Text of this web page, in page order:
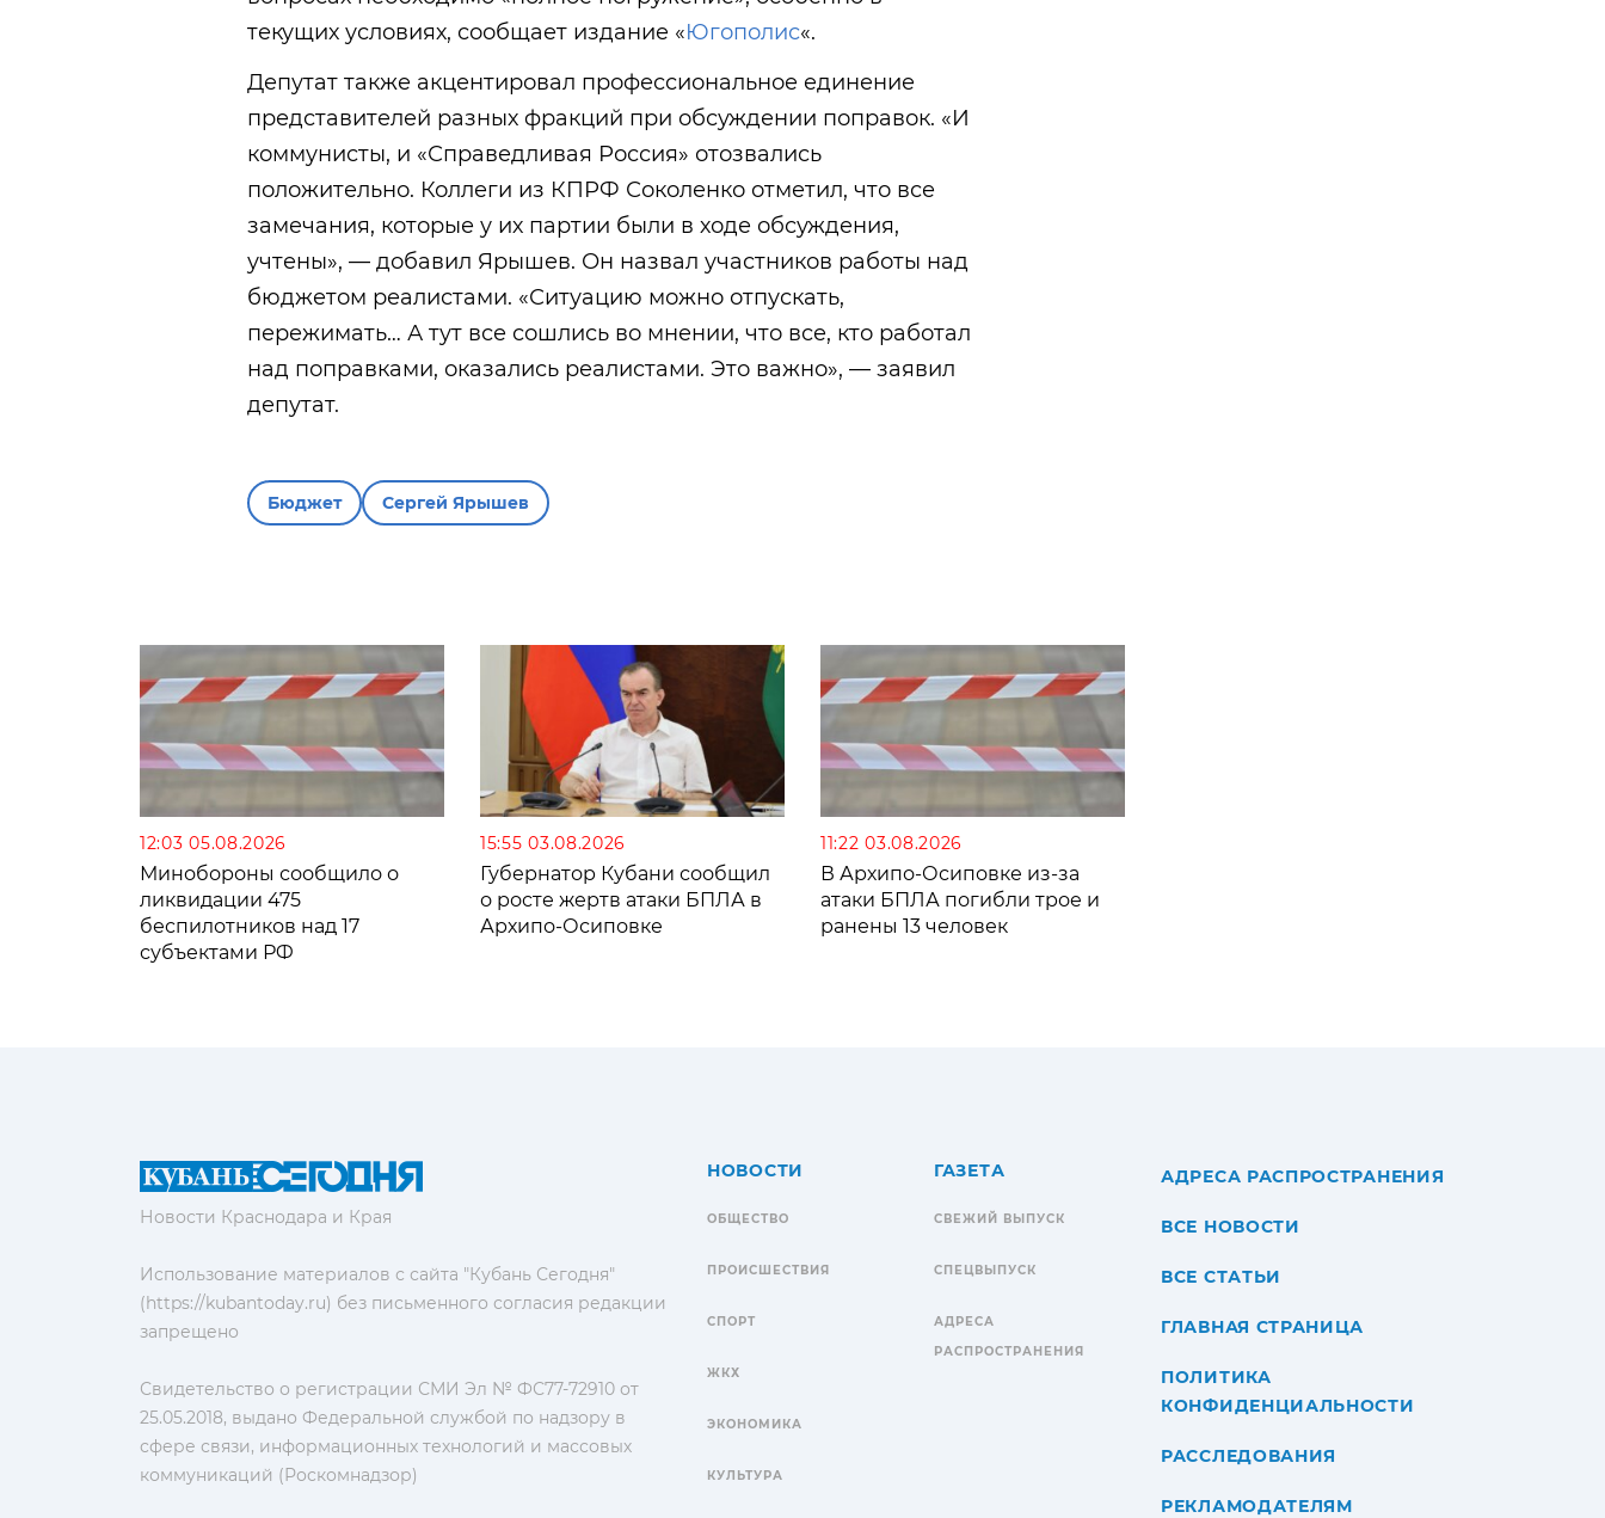
текущих условиях, сообщает издание «Югополис«.
Депутат также акцентировал профессиональное единение
представителей разных фракций при обсуждении поправок. «И
коммунисты, и «Справедливая Россия» отозвались
положительно. Коллеги из КПРФ Соколенко отметил, что все
замечания, которые у их партии были в ходе обсуждения,
учтены», — добавил Ярышев. Он назвал участников работы над
бюджетом реалистами. «Ситуацию можно отпускать,
пережимать… А тут все сошлись во мнении, что все, кто работал
над поправками, оказались реалистами. Это важно», — заявил
депутат.
Бюджет Сергей Ярышев
12:03 05.08.2026
Минобороны сообщило о
ликвидации 475
беспилотников над 17
субъектами РФ
15:55 03.08.2026
Губернатор Кубани сообщил
о росте жертв атаки БПЛА в
Архипо-Осиповке
11:22 03.08.2026
В Архипо-Осиповке из-за
атаки БПЛА погибли трое и
ранены 13 человек
Новости Краснодара и Края
Использование материалов с сайта "Кубань Сегодня"
(https://kubantoday.ru) без письменного согласия редакции
запрещено
Свидетельство о регистрации СМИ Эл № ФС77-72910 от
25.05.2018, выдано Федеральной службой по надзору в
сфере связи, информационных технологий и массовых
коммуникаций (Роскомнадзор)
НОВОСТИ
ОБЩЕСТВО
ПРОИСШЕСТВИЯ
СПОРТ
ЖКХ
ЭКОНОМИКА
КУЛЬТУРА
ГАЗЕТА
СВЕЖИЙ ВЫПУСК
СПЕЦВЫПУСК
АДРЕСА
РАСПРОСТРАНЕНИЯ
АДРЕСА РАСПРОСТРАНЕНИЯ
ВСЕ НОВОСТИ
ВСЕ СТАТЬИ
ГЛАВНАЯ СТРАНИЦА
ПОЛИТИКА
КОНФИДЕНЦИАЛЬНОСТИ
РАССЛЕДОВАНИЯ
РЕКЛАМОДАТЕЛЯМ